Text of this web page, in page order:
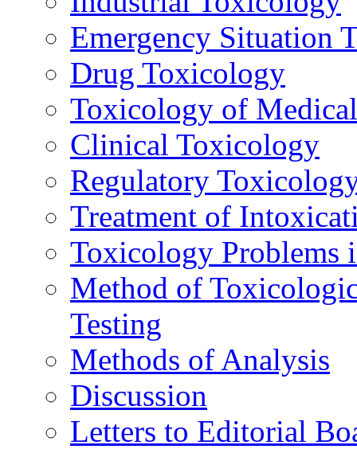
Emergency Situation
Drug Toxicology
Toxicology of
Clinical Toxicology
Regulatory
Treatment of
Toxicology Problems
Method of
Testing
Methods of Analysis
Discussion
Letters to Editorial